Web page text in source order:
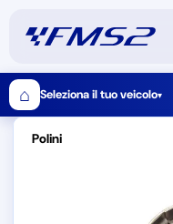
⌂ Seleziona il tuo veicolo▾
Polini